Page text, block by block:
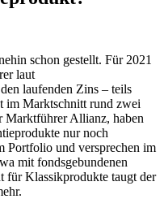
schon gestellt. Für 2021
laut
laufenden Zins – teils
im Marktschnitt rund zwei
Marktführer Allianz, haben
nur noch
Portfolio und versprechen im
mit fondsgebundenen
für Klassikprodukte taugt der